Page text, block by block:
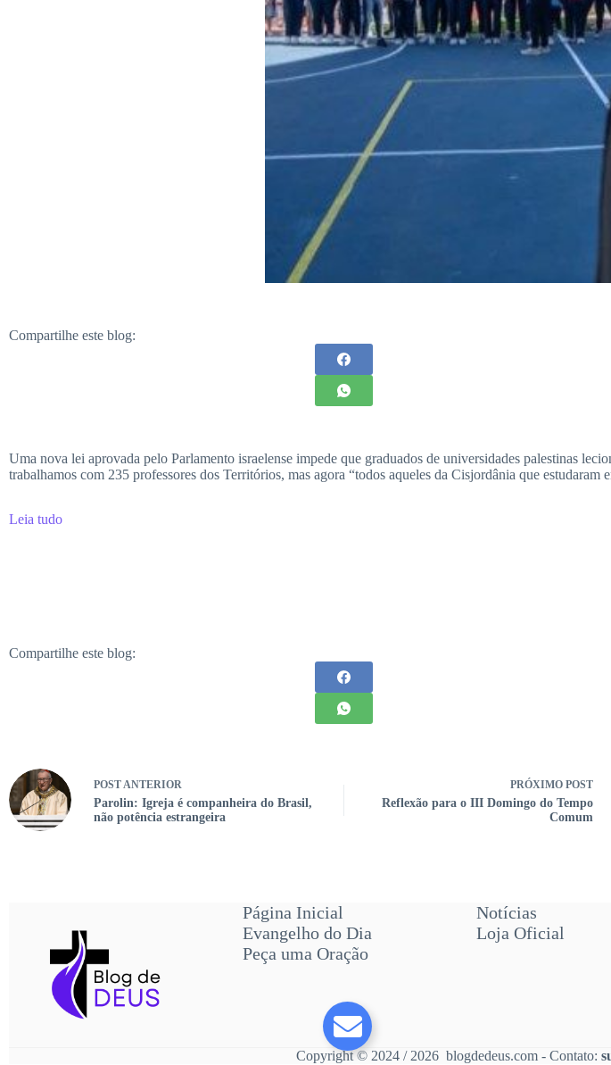
Compartilhe este blog:
Uma nova lei aprovada pelo Parlamento israelense impede que graduados de universidades palestinas
trabalhamos com 235 professores dos Territórios, mas agora “todos aqueles da Cisjordânia que estudaram
Leia tudo
Compartilhe este blog:
POST ANTERIOR
Parolin: Igreja é companheira do Brasil,
não potência estrangeira
PRÓXIMO POST
Reflexão para o III Domingo do Tempo
Comum
Página Inicial
Evangelho do Dia
Peça uma Oração
Notícias
Loja Oficial
Copyright © 2024 / 2026 blogdedeus.com - Contato: